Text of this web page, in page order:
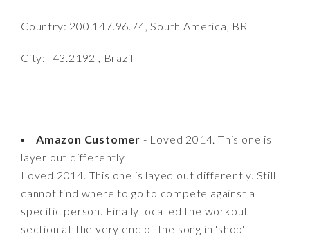
Country: 200.147.96.74, South America, BR
City: -43.2192 , Brazil
Amazon Customer - Loved 2014. This one is
layer out differently
Loved 2014. This one is layed out differently. Still
cannot find where to go to compete against a
specific person. Finally located the workout
section at the very end of the song in 'shop'